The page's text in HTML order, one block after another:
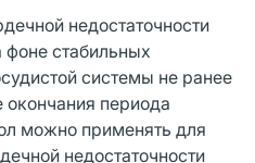
недостаточности
фоне стабильных
системы не ранее
периода
можно применять для
недостаточности